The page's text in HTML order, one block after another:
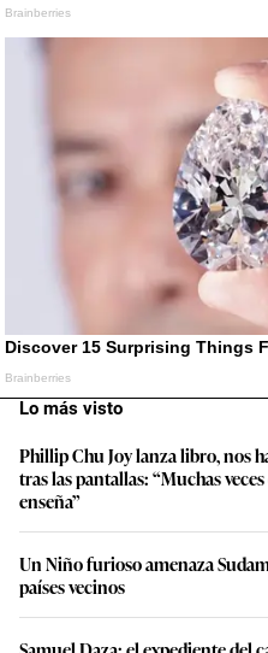
Lo más visto
Phillip Chu Joy lanza libro, nos
tras las pantallas: “Muchas
enseña”
Un Niño furioso amenaza
países vecinos